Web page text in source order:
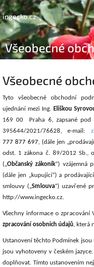
Přejít
na
obsah
ingecko.cz
Všeobecné
Všeobecné
Tyto všeobecné obchodní
ujednání mezi Ing. Eliškou
169 00 Praha 6, zapsané pod
395644/2021/76628, e-mail:
777 877 697, (dále jen „p
odst. 1 zákona č. 89/2012 Sb.,
(„Občanský zákoník“) vzájemná
(dále jen „kupující“) a
smlouvy („Smlouva“) uzavřené
http://www.ingecko.cz.
Všechny informace o zpracování
zpracování osobních údajů, která
Ustanovení těchto Podmínek
jsou vyhotoveny v českém
doplňovat. Tímto ustanovením